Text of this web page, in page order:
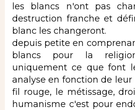
les blancs n'ont pas
destruction franche et
blanc les changeront.
depuis petite en
blancs pour la
uniquement ce que font
analyse en fonction de leur
fil rouge, le métissage,
humanisme c'est pour